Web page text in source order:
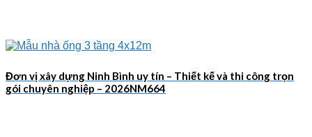
Đơn vị xây dựng Ninh Bình uy tín – Thiết kế và thi công trọn
gói chuyên nghiệp – 2026NM664